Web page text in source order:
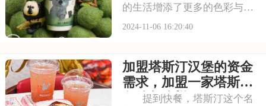
的生活增添了更多的色彩与乐
趣。无论是逛街购物还是朋友
茶行业的佼佼者，以其丰富的
产品线和出色的品牌口碑，赢
得了众多消费者的青
2024-11-06 16:20:40
加盟塔斯汀汉堡的资金
需求，加盟一家塔斯汀
条件怎么样
提到快餐，塔斯汀这个名